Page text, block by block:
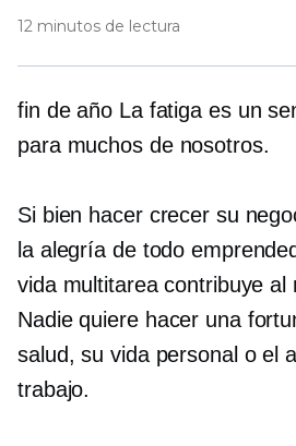
12 minutos de lectura
fin de año La fatiga es un
para muchos de nosotros.
Si bien hacer crecer su
la alegría de todo
vida multitarea contribuye al
Nadie quiere hacer una
salud, su vida personal o el
trabajo.